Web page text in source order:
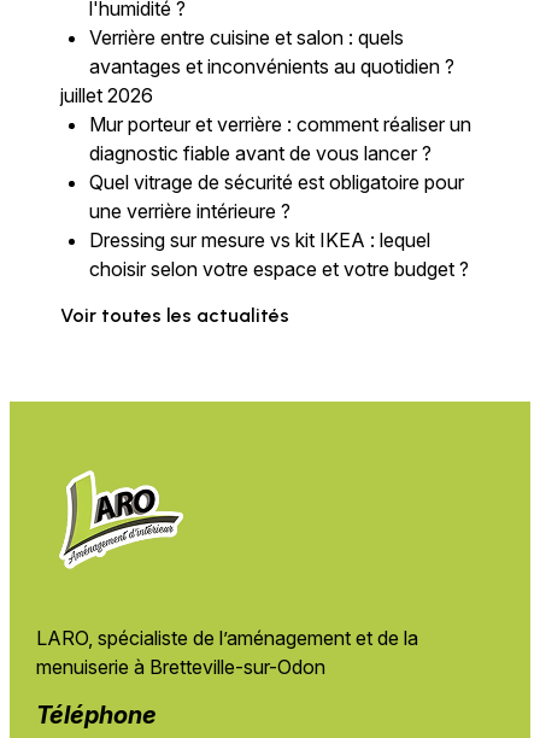
l'humidité ?
Verrière entre cuisine et salon : quels
avantages et inconvénients au quotidien ?
juillet 2026
Mur porteur et verrière : comment réaliser un
diagnostic fiable avant de vous lancer ?
Quel vitrage de sécurité est obligatoire pour
une verrière intérieure ?
Dressing sur mesure vs kit IKEA : lequel
choisir selon votre espace et votre budget ?
Voir toutes les actualités
LARO, spécialiste de l’aménagement et de la
menuiserie à Bretteville-sur-Odon
Téléphone